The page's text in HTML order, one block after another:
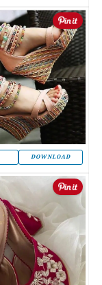
DOWNLOAD